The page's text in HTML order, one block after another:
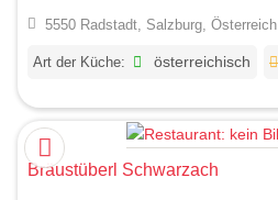
5550 Radstadt, Salzburg, Österreich
Art der Küche: österreichisch
Bräustüberl Schwarzach